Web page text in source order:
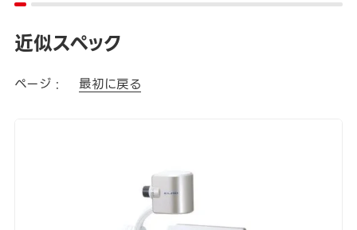
近似スペック
ページ : 最初に戻る